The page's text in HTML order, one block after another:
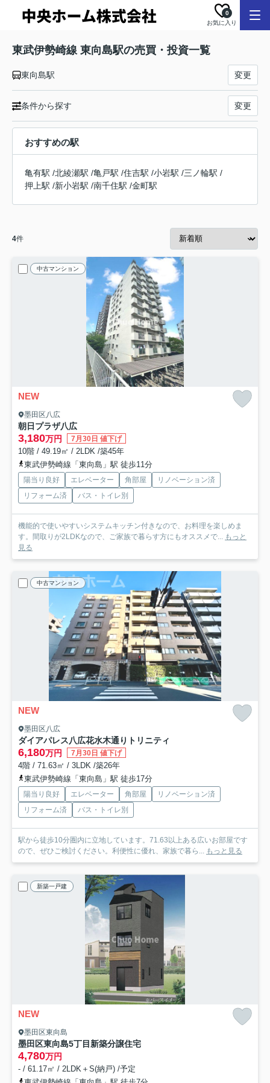
お気に入り
0
東武伊勢崎線 東向島駅の売買・投資一覧
東向島駅 変更
条件から探す 変更
おすすめの駅
亀有駅 /北綾瀬駅 /亀戸駅 /住吉駅 /小岩駅 /三ノ輪駅 /
押上駅 /新小岩駅 /南千住駅 /金町駅
4件
中古マンション
NEW
墨田区八広
朝日プラザ八広
3,180万円 7月30日 値下げ
10階 / 49.19㎡ / 2LDK /築45年
東武伊勢崎線「東向島」駅 徒歩11分
陽当り良好 エレベーター 角部屋
リノベーション済
リフォーム済
バス・トイレ別
機能的で使いやすいシステムキッチン付きなので、お料理を楽しめま
す。間取りが2LDKなので、ご家族で暮らす方にもオススメで... もっと
見る
中古マンション
NEW
墨田区八広
ダイアパレス八広花水木通りトリニティ
6,180万円 7月30日 値下げ
4階 / 71.63㎡ / 3LDK /築26年
東武伊勢崎線「東向島」駅 徒歩17分
陽当り良好 エレベーター 角部屋
リノベーション済
リフォーム済
バス・トイレ別
駅から徒歩10分圏内に立地しています。71.63以上ある広いお部屋です
ので、ぜひご検討ください。利便性に優れ、家族で暮ら... もっと見る
新築一戸建
NEW
墨田区東向島
墨田区東向島5丁目新築分譲住宅
4,780万円
- / 61.17㎡ / 2LDK＋S(納戸) /予定